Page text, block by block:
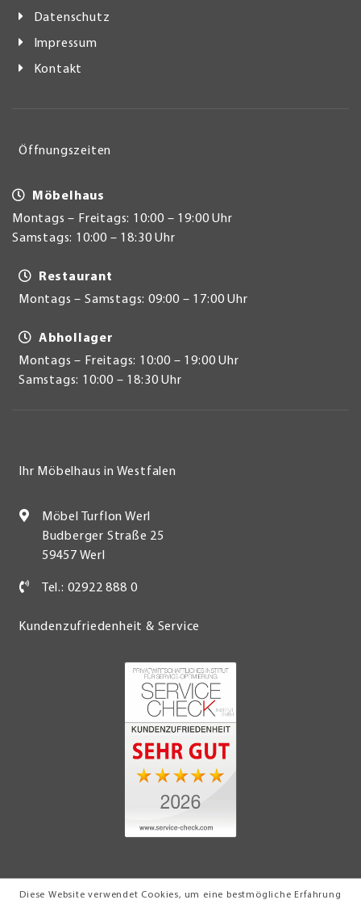
Diese Website verwendet Cookies, um eine bestmögliche Erfahrung
Datenschutz
Impressum
Kontakt
Öffnungszeiten
Möbelhaus
Montags – Freitags: 10:00 – 19:00 Uhr
Samstags: 10:00 – 18:30 Uhr
Restaurant
Montags – Samstags: 09:00 – 17:00 Uhr
Abhollager
Montags – Freitags: 10:00 – 19:00 Uhr
Samstags: 10:00 – 18:30 Uhr
Ihr Möbelhaus in Westfalen
Möbel Turflon Werl
Budberger Straße 25
59457 Werl
Tel.: 02922 888 0
Kundenzufriedenheit & Service